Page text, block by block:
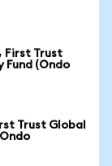
First Trust
(Ondo
Trust Global